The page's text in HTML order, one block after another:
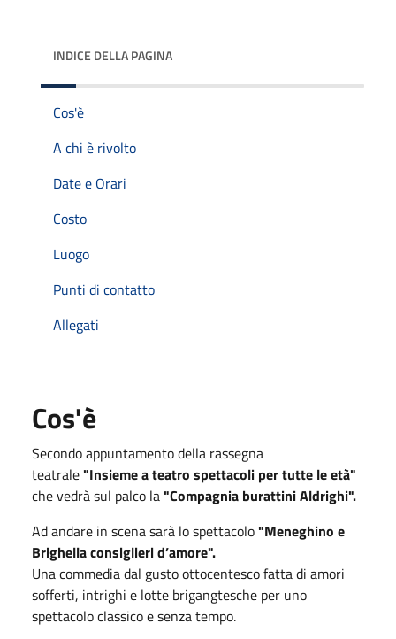
INDICE DELLA PAGINA
Cos'è
A chi è rivolto
Date e Orari
Costo
Luogo
Punti di contatto
Allegati
Cos'è
Secondo appuntamento della rassegna
teatrale"Insieme a teatro spettacoli per tutte le età"
che vedrà sul palco la"Compagnia burattini Aldrighi".
Ad andare in scena sarà lo spettacolo"Meneghino e
Brighella consiglieri d’amore".
Una commedia dal gusto ottocentesco fatta di amori
sofferti, intrighi e lotte brigangtesche per uno
spettacolo classico e senza tempo.